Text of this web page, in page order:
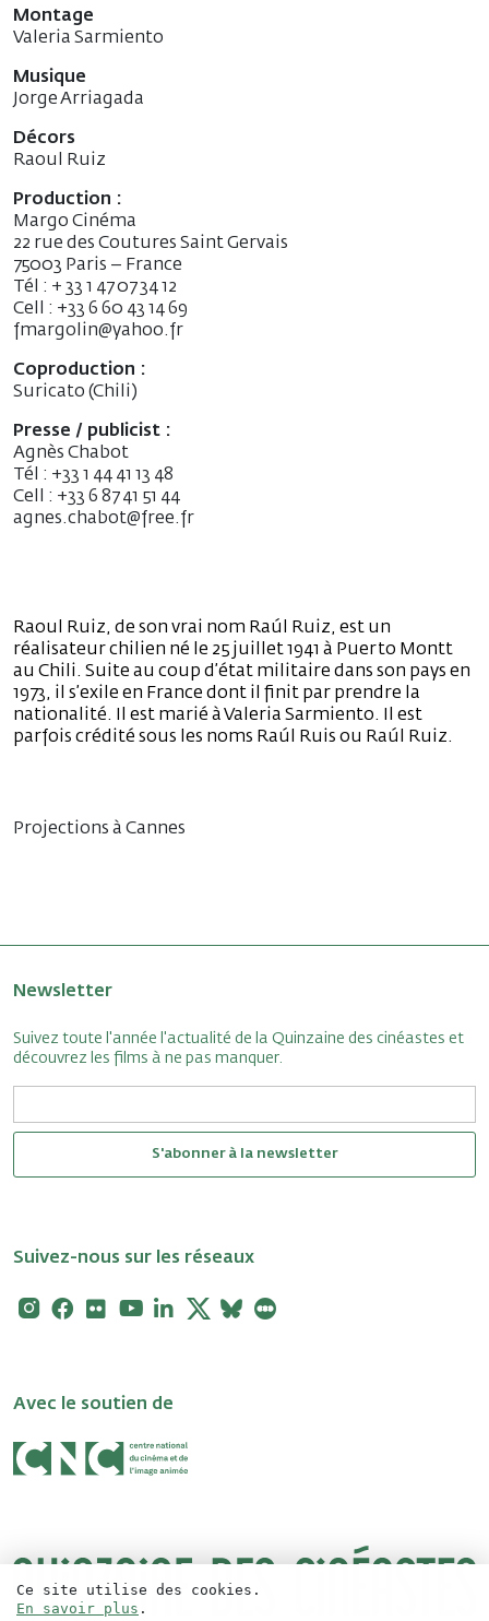
Montage
Valeria Sarmiento
Musique
Jorge Arriagada
Décors
Raoul Ruiz
Production :
Margo Cinéma
22 rue des Coutures Saint Gervais
75003 Paris – France
Tél : + 33 1 47 07 34 12
Cell : +33 6 60 43 14 69
fmargolin@yahoo.fr
Coproduction :
Suricato (Chili)
Presse / publicist :
Agnès Chabot
Tél : +33 1 44 41 13 48
Cell : +33 6 87 41 51 44
agnes.chabot@free.fr
Raoul Ruiz, de son vrai nom Raúl Ruiz, est un
réalisateur chilien né le 25 juillet 1941 à Puerto Montt
au Chili. Suite au coup d’état militaire dans son pays en
1973, il s’exile en France dont il finit par prendre la
nationalité. Il est marié à Valeria Sarmiento. Il est
parfois crédité sous les noms Raúl Ruis ou Raúl Ruiz.
Projections à Cannes
Newsletter
Suivez toute l'année l'actualité de la Quinzaine des cinéastes et
découvrez les films à ne pas manquer.
S'abonner à la newsletter
Suivez-nous sur les réseaux
Instagram
Facebook
FlickrYoutubeLinkedin
X Bluesky
Avec le soutien de
Ce site utilise des cookies.
En savoir plus .